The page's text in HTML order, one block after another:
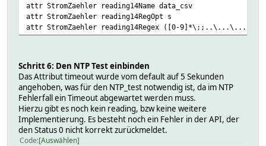
attr StromZaehler reading14Name data_csv
attr StromZaehler reading14RegOpt s
attr StromZaehler reading14Regex ([0-
Schritt 6: Den NTP Test einbinden
Das Attribut timeout wurde vom default auf 5 Sekunden
angehoben, was für den NTP_test notwendig ist, da im NTP
Fehlerfall ein Timeout abgewartet werden muss.
Hierzu gibt es noch kein reading, bzw keine weitere
Implementierung. Es besteht noch ein Fehler in der API, der
den Status 0 nicht korrekt zurückmeldet.
Code Auswählen